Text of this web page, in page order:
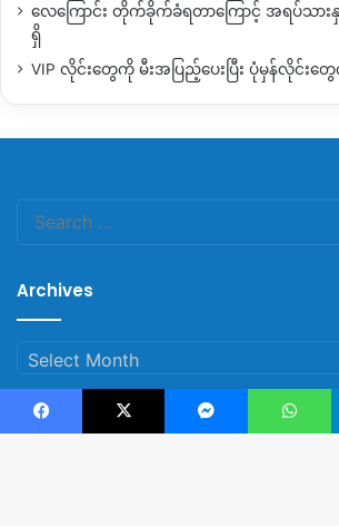
By – Zaw Zaw
လေကြောင်း တိုက်ခိုက်ခံရတာကြောင့် အရပ်သား
ရှိ
VIP လိုင်းတွေကို မီးအပြည့်ပေးပြီး ပုံမှန်လိုင်း
Archives
Archives
Facebook X Messenger WhatsApp